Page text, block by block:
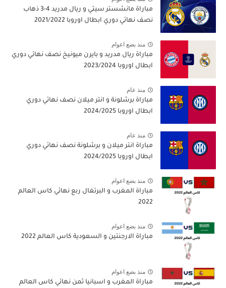
مباراة مانشستر سيتي و ريال مدريد 4-3 ذهاب
نصف نهائي دوري ابطال اوروبا 2021/2022
منذ بضع اعوام
مباراة ريال مدريد و بايرن ميونيخ نصف نهائي دوري
ابطال اوروبا 2023/2024
منذ عام
مباراة برشلونة و انتر ميلان نصف نهائي دوري
ابطال اوروبا 2024/2025
منذ عام
مباراة انتر ميلان و برشلونة نصف نهائي دوري
ابطال اوروبا 2024/2025
منذ بضع اعوام
مباراة المغرب و البرتغال ربع نهائي كاس العالم
2022
منذ بضع اعوام
مباراة الارجنتين و السعودية كاس العالم 2022
منذ بضع اعوام
مباراة المغرب و اسبانيا ثمن نهائي كاس العالم